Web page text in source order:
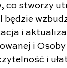
co stworzy
będzie
i
i
i